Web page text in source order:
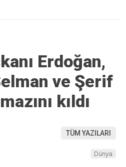
Erdoğan,
ve Şerif
kıldı
TÜM YAZILARI
Dünya